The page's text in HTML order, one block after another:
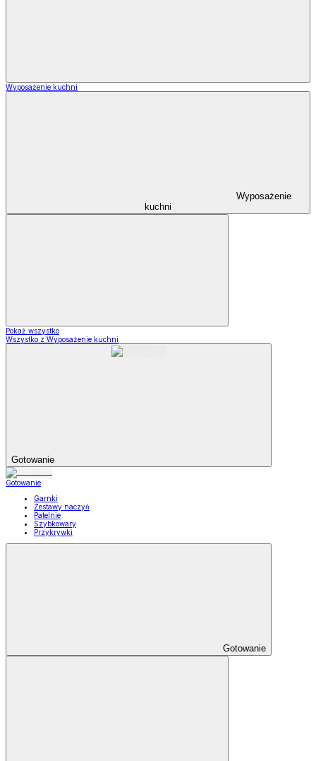
Wyposażenie kuchni
Wyposażenie
kuchni
Pokaż wszystko
Wszystko z Wyposażenie kuchni
Gotowanie
Gotowanie
Garnki
Zestawy naczyń
Patelnie
Szybkowary
Przykrywki
Gotowanie